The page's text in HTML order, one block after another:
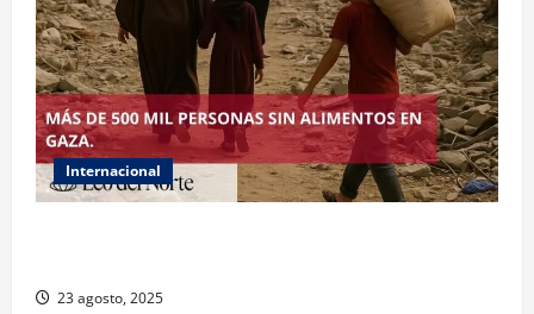
Internacional
23 agosto, 2025